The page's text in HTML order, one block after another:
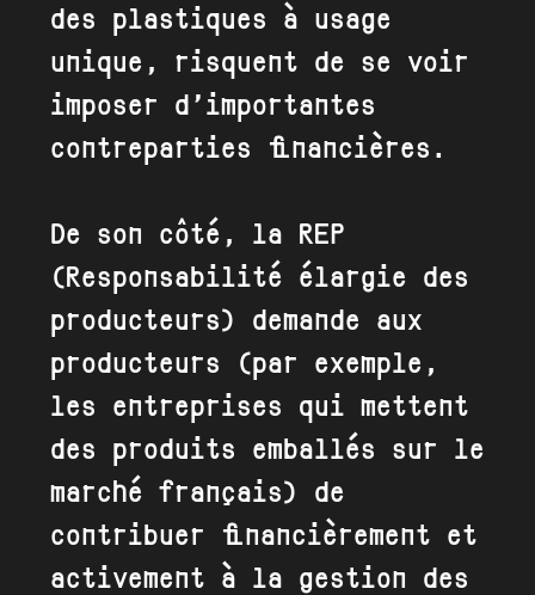
des plastiques à usage
unique, risquent de se voir
imposer d’importantes
contreparties financières.
De son côté, la REP
(Responsabilité élargie des
producteurs) demande aux
producteurs (par exemple,
les entreprises qui mettent
des produits emballés sur le
marché français) de
contribuer financièrement et
activement à la gestion des